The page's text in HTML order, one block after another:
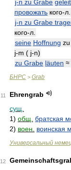
j-n zu Grabe
провожать кого-
j-n zu Grabe
кого-л.
seine Hoffnung
j-m ( j-n)
zu Grabe läuten ≈
БНРС > Grab
11
Ehrengrab
сущ.
1) общ. братская
2) воен. воинская
Универсальный
12